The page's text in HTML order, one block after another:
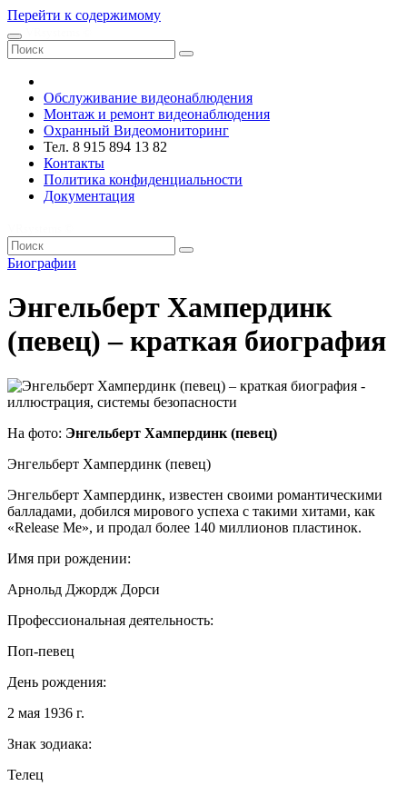
Перейти к содержимому
Обслуживание видеонаблюдения
Монтаж и ремонт видеонаблюдения
Охранный Видеомониторинг
Тел. 8 915 894 13 82
Контакты
Политика конфиденциальности
Документация
Биографии
Энгельберт Хампердинк
(певец) – краткая биография
На фото: Энгельберт Хампердинк (певец)
Энгельберт Хампердинк (певец)
Энгельберт Хампердинк, известен своими романтическими
балладами, добился мирового успеха с такими хитами, как
«Release Me», и продал более 140 миллионов пластинок.
Имя при рождении:
Арнольд Джордж Дорси
Профессиональная деятельность:
Поп-певец
День рождения:
2 мая 1936 г.
Знак зодиака:
Телец